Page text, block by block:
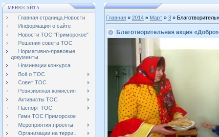
МЕНЮ САЙТА
Главная страница.Новости
Информация о сайте
Новости ТОС "Приморское"
Решения совета ТОС
Нормативно-правовые
документы
Номинации конкурса
Всё о ТОС
Совет ТОС
Ревизионная комиссия
Активисты ТОС
Паспорт ТОС
Гимн ТОС Приморское
Мероприятия,проекты
Организации на терри...
Главная » 2014 » Март » 3 »
Благотворительная акция «Добро»